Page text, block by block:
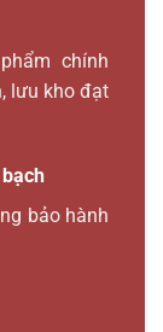
chính
lưu kho đạt
bảo hành